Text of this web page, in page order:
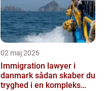
02 maj 2026
Immigration lawyer i
danmark sådan skaber du
tryghed i en kompleks